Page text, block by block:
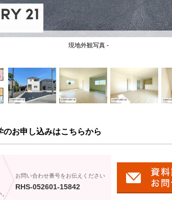
現地外観写真 -
お申し込みはこちらから
。
お問い合わせ番号をお伝えください
RHS-052601-15842